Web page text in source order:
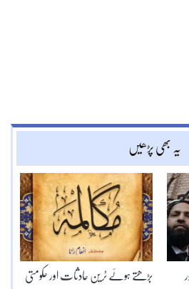
یہ بھی پڑھیں
بڑھتے ہوئے ٹرین حادثات اور حکومتی